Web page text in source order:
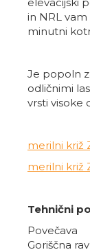
in NRL
minutni
Je popoln
odličnimi
vrsti visoke
merilni križ
merilni križ
Tehnični
Povečava
Goriščna